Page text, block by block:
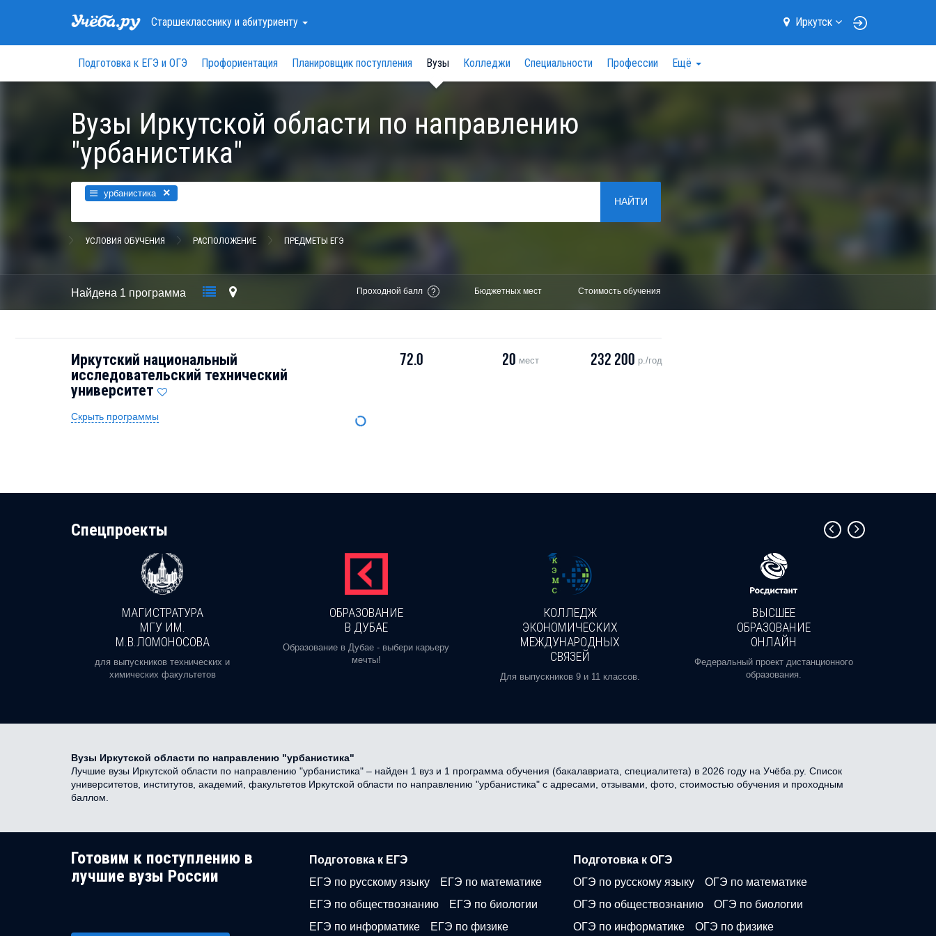
Старшеклассникуи абитуриенту Иркутск
Подготовка к ЕГЭ и ОГЭ Профориентация Планировщик поступления Вузы Колледжи Специальности Профессии Ещё
Вузы Иркутской области по направлению
"урбанистика"
урбанистика ×
НАЙТИ
УСЛОВИЯ ОБУЧЕНИЯ РАСПОЛОЖЕНИЕ ПРЕДМЕТЫ ЕГЭ
Найдена 1 программа Проходной балл ? Бюджетных мест Стоимость обучения
Иркутский национальный
исследовательский технический
университет
72.0 20 мест 232 200 р./год
Скрыть программы
Cпецпроекты
МАГИСТРАТУРА
МГУ ИМ.
М.В.ЛОМОНОСОВА
для выпускников технических и
химических факультетов
ОБРАЗОВАНИЕ
В ДУБАЕ
Образование в Дубае - выбери карьеру
мечты!
КОЛЛЕДЖ
ЭКОНОМИЧЕСКИХ
МЕЖДУНАРОДНЫХ
СВЯЗЕЙ
Для выпускников 9 и 11 классов.
ВЫСШЕЕ
ОБРАЗОВАНИЕ
ОНЛАЙН
Федеральный проект дистанционного
образования.
Вузы Иркутской области по направлению "урбанистика"
Лучшие вузы Иркутской области по направлению "урбанистика" – найден 1 вуз и 1 программа обучения (бакалавриата, специалитета) в 2026 году на Учёба.ру. Список
университетов, институтов, академий, факультетов Иркутской области по направлению "урбанистика" с адресами, отзывами, фото, стоимостью обучения и проходным
баллом.
Готовим к поступлению в
лучшие вузы России
Подготовка к ЕГЭ
ЕГЭ по русскому языку
ЕГЭ по математике
ЕГЭ по обществознанию
ЕГЭ по биологии
ЕГЭ по информатике
ЕГЭ по физике
Подготовка к ОГЭ
ОГЭ по русскому языку
ОГЭ по математике
ОГЭ по обществознанию
ОГЭ по биологии
ОГЭ по информатике
ОГЭ по физике